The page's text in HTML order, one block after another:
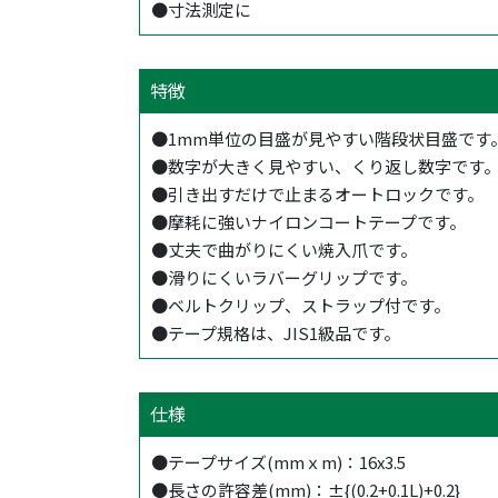
●寸法測定に
特徴
●1mm単位の目盛が見やすい階段状目盛です
●数字が大きく見やすい、くり返し数字です
●引き出すだけで止まるオートロックです。
●摩耗に強いナイロンコートテープです。
●丈夫で曲がりにくい焼入爪です。
●滑りにくいラバーグリップです。
●ベルトクリップ、ストラップ付です。
●テープ規格は、JIS1級品です。
仕様
●テープサイズ(mmｘm)：16x3.5
●長さの許容差(mm)：±{(0.2+0.1L)+0.2}